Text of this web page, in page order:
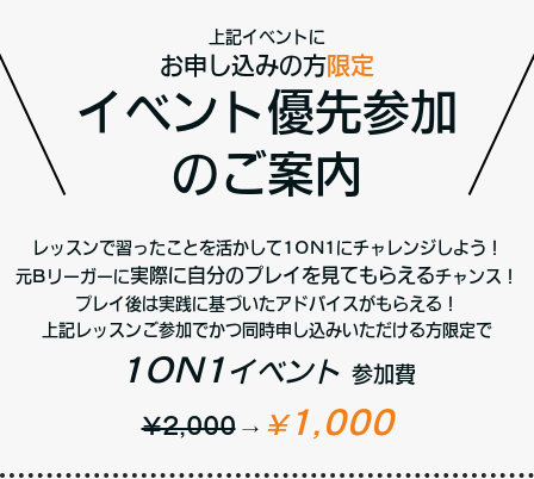
上記イベントに
お申し込みの方 限定
イベント優先参加
のご案内
レッスンで習ったことを活かして1ON1にチャレンジしよう！
元Bリーガーに実際に自分のプレイを見てもらえるチャンス！
プレイ後は実践に基づいたアドバイスがもらえる！
上記レッスンご参加でかつ同時申し込みいただける方限定で
1ON1 イベント 参加費
¥2,000→ ¥1,000